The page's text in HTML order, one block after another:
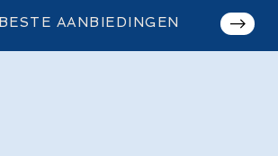
AANBIEDINGEN